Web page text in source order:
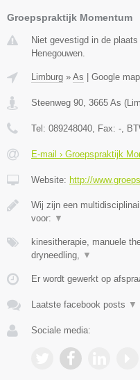
Groepspraktijk Momentum
Niet gevestigd in de
Henegouwen.
Limburg » As Google
Steenweg 90, 3665 As (
Tel: 089248040, Fax: -,
E-mail › Groepspraktijk
Website: http://
Wij zijn een
voor: ▼
kinesitherapie, manuele
dryneedling, ▼
Er wordt gewerkt op
Laatste facebook posts ▼
Sociale media: